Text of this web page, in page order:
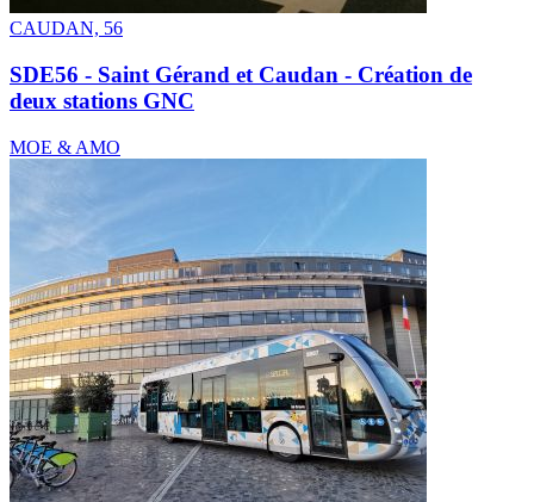
CAUDAN, 56
SDE56 - Saint Gérand et Caudan - Création de
deux stations GNC
MOE & AMO